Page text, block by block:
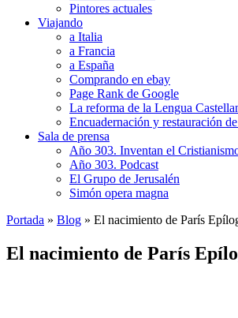
Pintores actuales
Viajando
a Italia
a Francia
a España
Comprando en ebay
Page Rank de Google
La reforma de la Lengua
Encuadernación y restauración
Sala de prensa
Año 303. Inventan el
Año 303. Podcast
El Grupo de Jerusalén
Simón opera magna
Portada » Blog » El nacimiento de París
El nacimiento de París